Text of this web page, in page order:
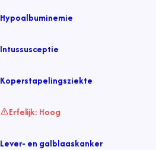
Hypoalbuminemie
Intussusceptie
Koperstapelingsziekte
Erfelijk: Hoog
Lever- en galblaaskanker